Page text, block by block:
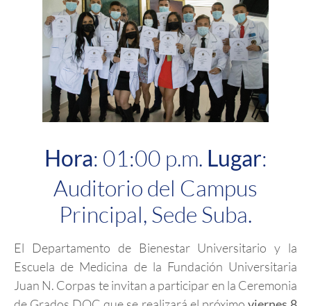
Hora: 01:00 p.m. Lugar:
Auditorio del Campus
Principal, Sede Suba.
El Departamento de Bienestar Universitario y la
Escuela de Medicina de la Fundación Universitaria
Juan N. Corpas te invitan a participar en la Ceremonia